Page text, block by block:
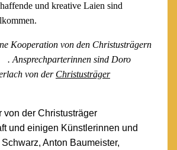
und kreative Laien sind
Kooperation von den Christusträgern
. Ansprechparterinnen sind Doro
von der Christusträger
von der Christusträger
und einigen Künstlerinnen und
Anton Baumeister,